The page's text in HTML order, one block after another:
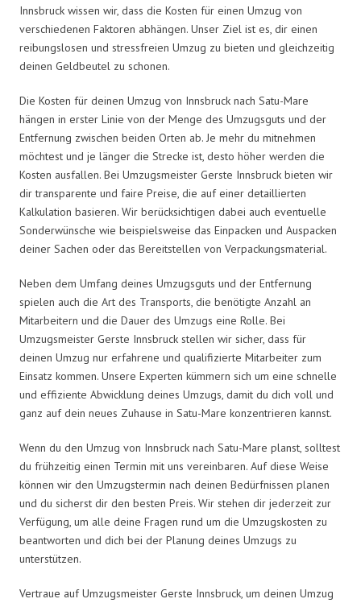
Innsbruck wissen wir, dass die Kosten für einen Umzug von
verschiedenen Faktoren abhängen. Unser Ziel ist es, dir einen
reibungslosen und stressfreien Umzug zu bieten und gleichzeitig
deinen Geldbeutel zu schonen.
Die Kosten für deinen Umzug von Innsbruck nach Satu-Mare
hängen in erster Linie von der Menge des Umzugsguts und der
Entfernung zwischen beiden Orten ab. Je mehr du mitnehmen
möchtest und je länger die Strecke ist, desto höher werden die
Kosten ausfallen. Bei Umzugsmeister Gerste Innsbruck bieten wir
dir transparente und faire Preise, die auf einer detaillierten
Kalkulation basieren. Wir berücksichtigen dabei auch eventuelle
Sonderwünsche wie beispielsweise das Einpacken und Auspacken
deiner Sachen oder das Bereitstellen von Verpackungsmaterial.
Neben dem Umfang deines Umzugsguts und der Entfernung
spielen auch die Art des Transports, die benötigte Anzahl an
Mitarbeitern und die Dauer des Umzugs eine Rolle. Bei
Umzugsmeister Gerste Innsbruck stellen wir sicher, dass für
deinen Umzug nur erfahrene und qualifizierte Mitarbeiter zum
Einsatz kommen. Unsere Experten kümmern sich um eine schnelle
und effiziente Abwicklung deines Umzugs, damit du dich voll und
ganz auf dein neues Zuhause in Satu-Mare konzentrieren kannst.
Wenn du den Umzug von Innsbruck nach Satu-Mare planst, solltest
du frühzeitig einen Termin mit uns vereinbaren. Auf diese Weise
können wir den Umzugstermin nach deinen Bedürfnissen planen
und du sicherst dir den besten Preis. Wir stehen dir jederzeit zur
Verfügung, um alle deine Fragen rund um die Umzugskosten zu
beantworten und dich bei der Planung deines Umzugs zu
unterstützen.
Vertraue auf Umzugsmeister Gerste Innsbruck, um deinen Umzug